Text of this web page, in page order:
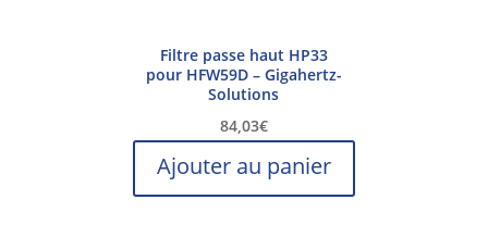
Filtre passe haut HP33
pour HFW59D – Gigahertz-
Solutions
84,03€
Ajouter au panier